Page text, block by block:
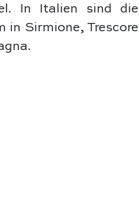
In Italien sind die
in Sirmione, Trescore